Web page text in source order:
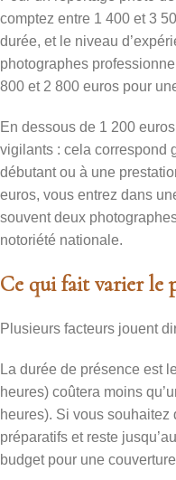
comptez entre 1 400 et 3
durée, et le niveau
photographes
800 et 2 800 euros pour
En dessous de 1 200
vigilants : cela correspond
débutant ou à une
euros, vous entrez dans
souvent deux
notoriété nationale.
Ce qui fait varier le
Plusieurs facteurs jouent
La durée de présence est
heures) coûtera moins
heures). Si vous
préparatifs et reste
budget pour une